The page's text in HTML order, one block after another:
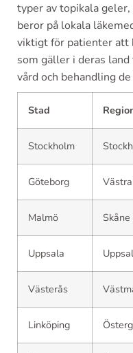
typer av topikala
beror på lokala
viktigt för patienter att
som gäller i deras
vård och behandling
Stad
Stockholm
Göteborg
Malmö Skåne
Uppsala
Västerås
Linköping